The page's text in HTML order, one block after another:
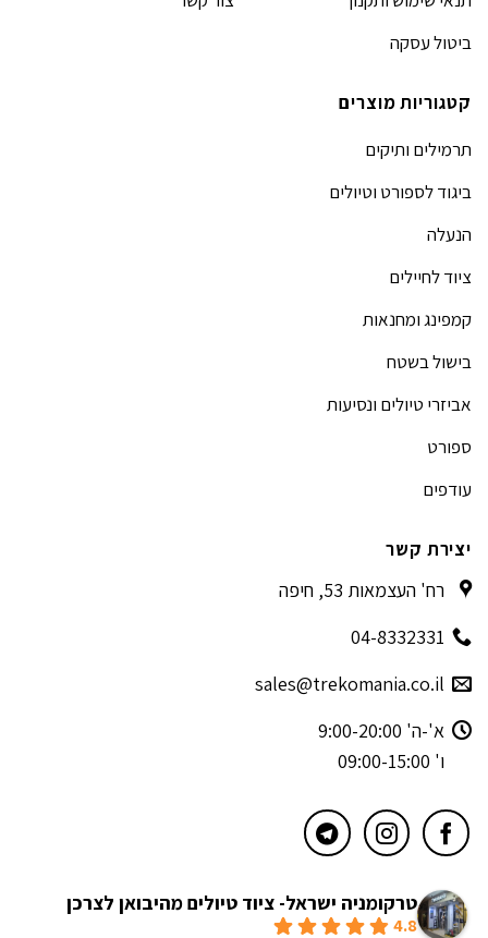
ביטול עסקה
קטגוריות מוצרים
תרמילים ותיקים
ביגוד לספורט וטיולים
הנעלה
ציוד לחיילים
קמפינג ומחנאות
בישול בשטח
אביזרי טיולים ונסיעות
ספורט
עודפים
יצירת קשר
רח' העצמאות 53, חיפה
04-8332331
sales@trekomania.co.il
א'-ה' 9:00-20:00
ו' 09:00-15:00
טרקומניה ישראל- ציוד טיולים מהיבואן לצרכן
4.8